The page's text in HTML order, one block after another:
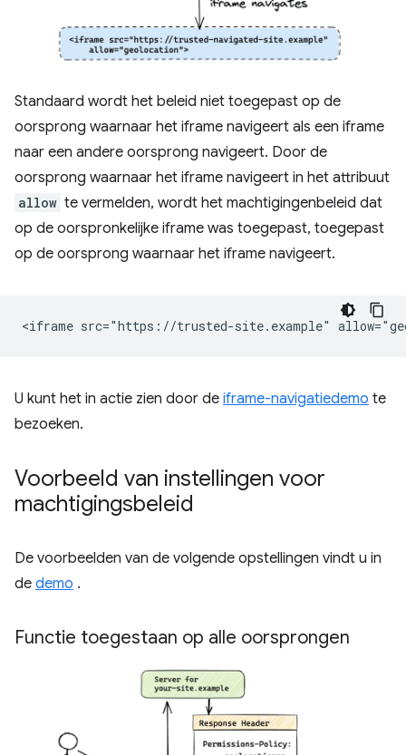
Standaard wordt het beleid niet toegepast op de
oorsprong waarnaar het iframe navigeert als een iframe
naar een andere oorsprong navigeert. Door de
oorsprong waarnaar het iframe navigeert in het attribuut
allow te vermelden, wordt het machtigingenbeleid dat
op de oorspronkelijke iframe was toegepast, toegepast
op de oorsprong waarnaar het iframe navigeert.
U kunt het in actie zien door de iframe-navigatiedemo te
bezoeken.
Voorbeeld van instellingen voor
machtigingsbeleid
De voorbeelden van de volgende opstellingen vindt u in
de demo .
Functie toegestaan ​​op alle oorsprongen